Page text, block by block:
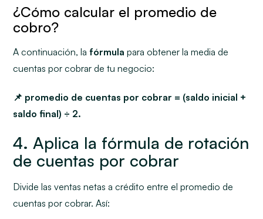
¿Cómo calcular el promedio de
cobro?
A continuación, lafórmula para obtener la media de
cuentas por cobrar de tu negocio:
📌 promedio de cuentas por cobrar = (saldo inicial +
saldo final) ÷ 2.
4.Aplica la fórmula de rotación
de cuentas por cobrar
Divide las ventas netas a crédito entre el promedio de
cuentas por cobrar. Así: